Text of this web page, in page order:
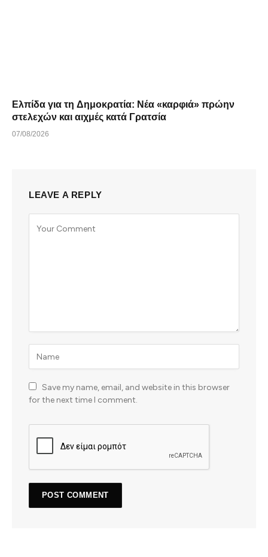
Ελπίδα για τη Δημοκρατία: Νέα «καρφιά» πρώην
στελεχών και αιχμές κατά Γρατσία
07/08/2026
LEAVE A REPLY
Save my name, email, and website in this browser
for the next time I comment.